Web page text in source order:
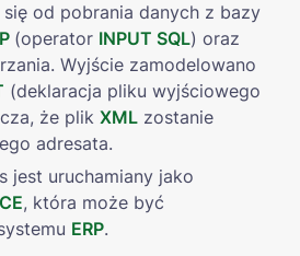
od pobrania danych z bazy
(operator INPUT SQL) oraz
Wyjście zamodelowano
(deklaracja pliku wyjściowego
że plik XML zostanie
adresata.
jest uruchamiany jako
, która może być
ERP.